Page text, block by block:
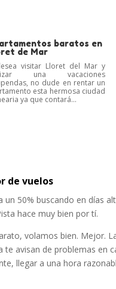
baratos en
de Mar
visitar Lloret del Mar y
una vacaciones
no dude en rentar un
esta hermosa ciudad
ya que contará...
de vuelos
un 50% buscando en días
hace muy bien por tí.
volamos bien. Mejor.
te avisan de problemas en
llegar a una hora